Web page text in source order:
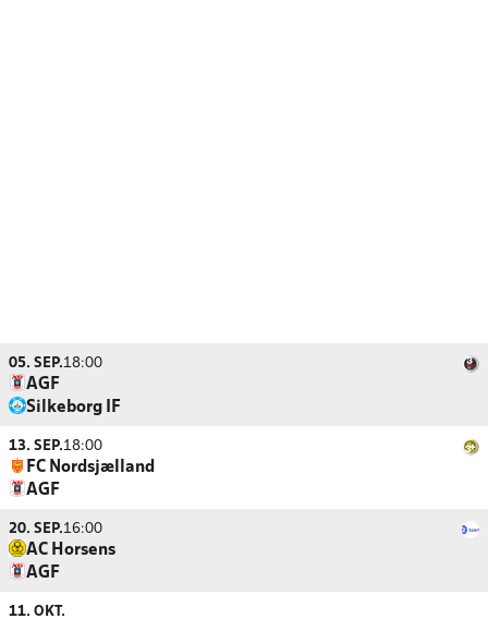
05. SEP.18:00
AGF
Silkeborg IF
13. SEP.18:00
FC Nordsjælland
AGF
20. SEP.16:00
AC Horsens
AGF
11. OKT.